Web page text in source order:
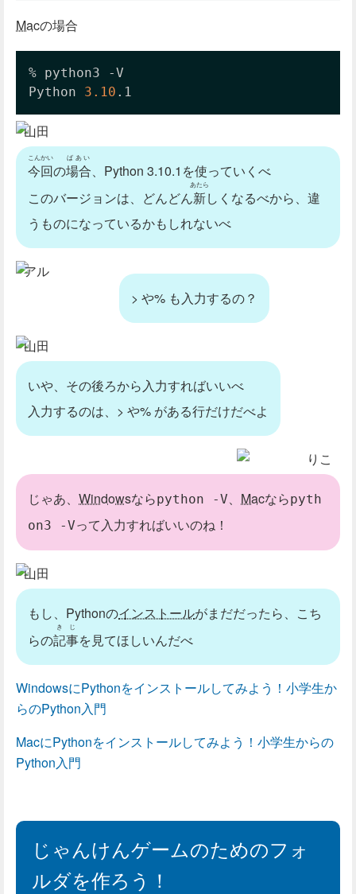
Macの場合
% python3 -V
Python 3.10 .1
山田
今回
こんかい
の場合
ばあい
、Python 3.10.1を使っていくべ
このバージョンは、どんどん新
あたら
しくなるべから、違
うものになっているかもしれないべ
アル
> や% も入力するの？
山田
いや、その後ろから入力すればいいべ
入力するのは、> や% がある行だけだべよ
りこ
じゃあ、 Windowsならpython -V、 Macならpyth
on3 -Vって入力すればいいのね！
山田
もし、Pythonのインストールがまだだったら、こち
らの記事
きじ
を見てほしいんだべ
WindowsにPythonをインストールしてみよう！小学生か
らのPython入門
MacにPythonをインストールしてみよう！小学生からの
Python入門
じゃんけんゲームのためのフォ
ルダを作ろう！